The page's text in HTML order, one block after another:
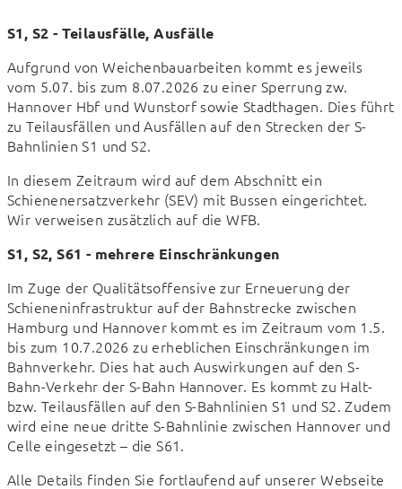
S1, S2 - Teilausfälle, Ausfälle
Aufgrund von Weichenbauarbeiten kommt es jeweils
vom 5.07. bis zum 8.07.2026 zu einer Sperrung zw.
Hannover Hbf und Wunstorf sowie Stadthagen. Dies führt
zu Teilausfällen und Ausfällen auf den Strecken der S-
Bahnlinien S1 und S2.
In diesem Zeitraum wird auf dem Abschnitt ein
Schienenersatzverkehr (SEV) mit Bussen eingerichtet.
Wir verweisen zusätzlich auf die WFB.
S1, S2, S61 - mehrere Einschränkungen
Im Zuge der Qualitätsoffensive zur Erneuerung der
Schieneninfrastruktur auf der Bahnstrecke zwischen
Hamburg und Hannover kommt es im Zeitraum vom 1.5.
bis zum 10.7.2026 zu erheblichen Einschränkungen im
Bahnverkehr. Dies hat auch Auswirkungen auf den S-
Bahn-Verkehr der S-Bahn Hannover. Es kommt zu Halt-
bzw. Teilausfällen auf den S-Bahnlinien S1 und S2. Zudem
wird eine neue dritte S-Bahnlinie zwischen Hannover und
Celle eingesetzt – die S61.
Alle Details finden Sie fortlaufend auf unserer Webseite